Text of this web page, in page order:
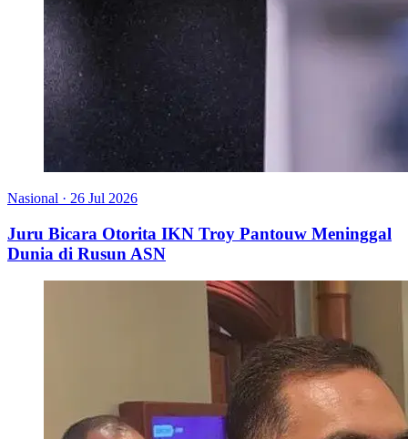
Nasional · 26 Jul 2026
Juru Bicara Otorita IKN Troy Pantouw Meninggal
Dunia di Rusun ASN